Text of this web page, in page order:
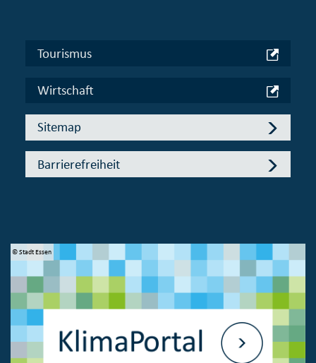
Tourismus
Wirtschaft
Sitemap
Barrierefreiheit
© Stadt Essen